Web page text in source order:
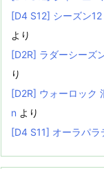
[D4 S12] シーズン
より
[D2R] ラダーシーズ
り
[D2R] ウォーロック
n より
[D4 S11] オーラパラ